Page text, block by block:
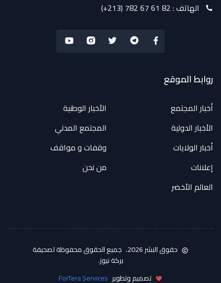
الهاتف :(+213) 782 67 61 82
روابط الموقع
أخبار المجتمع
الأخبار الوطنية
الأخبار الدولية
المجتمع المدني
أخبار الولايات
وقفات و مواقف
إعلانات
من نحن
العالم الأخضر
حقوق النشر 2026.
جميع الحقوق محفوظة لصحيفة
بركة نيوز.
تصميم وتطوير ForTera Services